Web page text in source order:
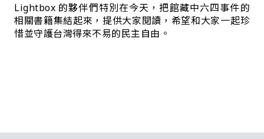
Lightbox 的夥伴們特別在今天，把館藏中六四事件的
相關書籍集結起來，提供大家閱讀，希望和大家一起珍
惜並守護台灣得來不易的民主自由。